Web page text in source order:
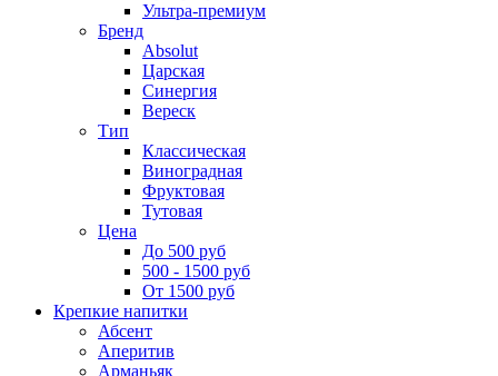
Ультра-премиум
Бренд
Absolut
Царская
Синергия
Вереск
Тип
Классическая
Виноградная
Фруктовая
Тутовая
Цена
До 500 руб
500 - 1500 руб
От 1500 руб
Крепкие напитки
Абсент
Аперитив
Арманьяк